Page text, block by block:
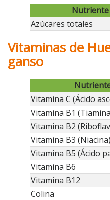
Nutriente
Azúcares totales
Vitaminas de
ganso
Vitamina C (Ácido
Vitamina B1
Vitamina B2
Vitamina B3 (Niacina)
Vitamina B5 (Ácido
Vitamina B6
Vitamina B12
Colina